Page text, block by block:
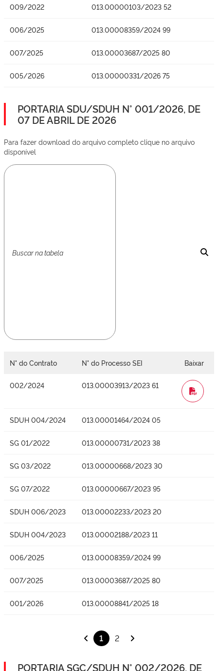
009/2022 013.00000103/2023 52
006/2025 013.00008359/2024 99
007/2025 013.00003687/2025 80
005/2026 013.00000331/2026 75
PORTARIA SDU/SDUH N° 001/2026, DE
07 DE ABRIL DE 2026
Para fazer download do arquivo completo clique no arquivo
disponível
N° do Contrato N° do Processo SEI Baixar
002/2024 013.00003913/2023 61
WORD
SDUH 004/2024 013.00001464/2024 05
SG 01/2022 013.00000731/2023 38
SG 03/2022 013.00000668/2023 30
SG 07/2022 013.00000667/2023 95
SDUH 006/2023 013.00002233/2023 20
SDUH 004/2023 013.00002188/2023 11
006/2025 013.00008359/2024 99
007/2025 013.00003687/2025 80
001/2026 013.00008841/2025 18
1 2
PORTARIA SGC/SDUH N° 002/2026, DE